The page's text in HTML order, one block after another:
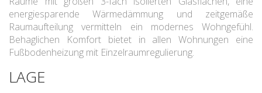
energiesparende Wärmedämmung und zeitgemäße
Raumaufteilung vermitteln ein modernes Wohngefühl.
Behaglichen Komfort bietet in allen Wohnungen eine
Fußbodenheizung mit Einzelraumregulierung.
LAGE